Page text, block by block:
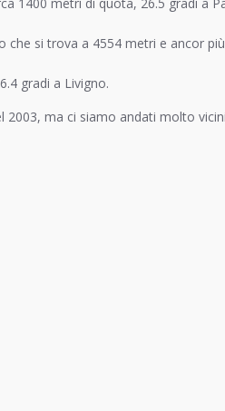
che si trova a 4554 metri e ancor
gradi a Livigno.
ma ci siamo andati molto